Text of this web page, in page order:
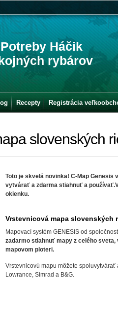
Háčik
rybárov
slovenských
Toto je skvelá novinka! C-Map
vytvárať a zdarma stiahnuť a
okienku.
Vrstevnicová mapa slovenských
Mapovací systém GENESIS od
zadarmo stiahnuť mapy z celého
mapovom ploteri.
Vrstevnicovú mapu môžete
Lowrance, Simrad a B&G.
Recepty Registrácia